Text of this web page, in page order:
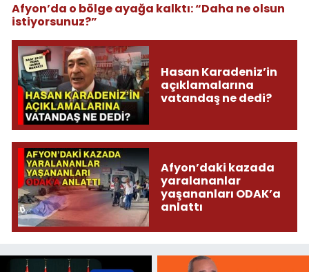
Afyon’da o bölge ayağa kalktı: “Daha ne olsun
istiyorsunuz?”
Hasan Karadeniz’in
açıklamalarına
vatandaş ne dedi?
Afyon’daki kazada
yaralananlar
yaşananları ODAK’a
anlattı